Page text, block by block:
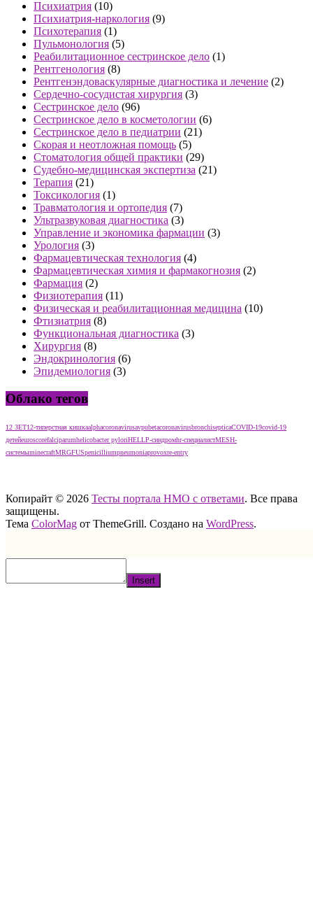
Психиатрия (10)
Психиатрия-наркология (9)
Психотерапия (1)
Пульмонология (5)
Реабилитационное сестринское дело (1)
Рентгенология (8)
Рентгенэндоваскулярные диагностика и лечение (2)
Сердечно-сосудистая хирургия (3)
Сестринское дело (96)
Сестринское дело в косметологии (6)
Сестринское дело в педиатрии (21)
Скорая и неотложная помощь (5)
Стоматология общей практики (29)
Судебно-медицинская экспертиза (21)
Терапия (21)
Токсикология (1)
Травматология и ортопедия (7)
Ультразвуковая диагностика (3)
Управление и экономика фармации (3)
Урология (3)
Фармацевтическая технология (4)
Фармацевтическая химия и фармакогнозия (2)
Фармация (2)
Физиотерапия (11)
Физическая и реабилитационная медицина (10)
Фтизиатрия (8)
Функциональная диагностика (3)
Хирургия (8)
Эндокринология (6)
Эпидемиология (3)
Облако тегов
12 ЗЕТ12-типерстная кишкаalphacoronavirusavpubetacoronavirusbronchisepticaCOVID-19covid-19
детейeuroscorefalciparumhelicobacter pyloriHELLP-синдромhr-специалистMESH-
системыminecraftMRGFUSpenicilliumpneumoniaprovoxre-entry
Копирайт © 2026 Тесты портала НМО с ответами. Все права
защищены.
Тема ColorMag от ThemeGrill. Создано на WordPress.
Insert